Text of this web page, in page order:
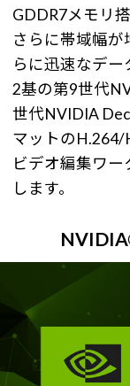
GDDR7メモリ
さらに帯域幅が
らに迅速なデー
2基の第9世代
世代NVIDIA
マットのH.264/
ビデオ編集ワ
します。